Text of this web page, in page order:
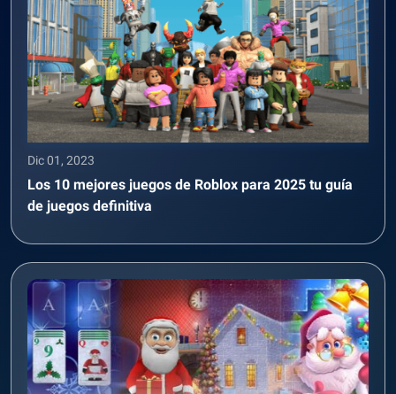
Dic 01, 2023
Los 10 mejores juegos de Roblox para 2025 tu guía
de juegos definitiva